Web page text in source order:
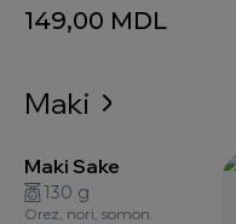
149,00 MDL
Maki
Maki Sake
130 g
Orez, nori, somon.